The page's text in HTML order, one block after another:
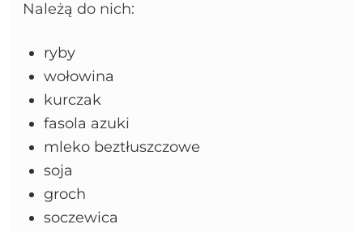
Należą do nich:
ryby
wołowina
kurczak
fasola azuki
mleko beztłuszczowe
soja
groch
soczewica